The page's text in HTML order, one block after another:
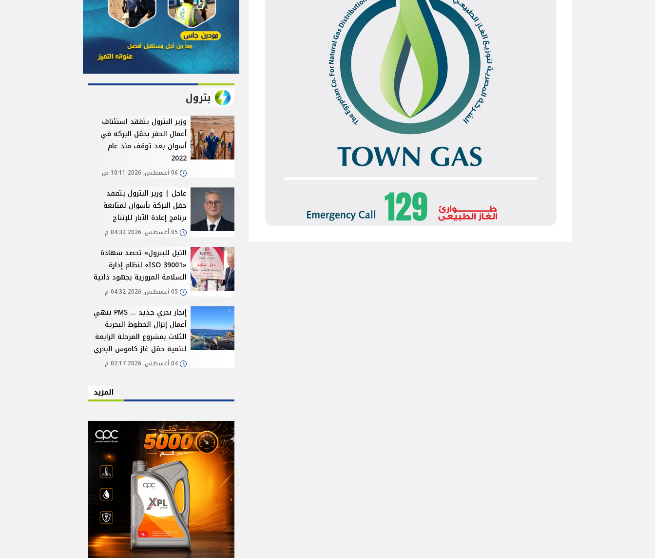
بترول
وزير البترول يتفقد استئناف
أعمال الحفر بحقل البركة في
أسوان بعد توقف منذ عام
2022
06 أغسطس, 2026 10:11 ص
عاجل | وزير البترول يتفقد
حقل البركة بأسوان لمتابعة
برنامج إعادة الآبار للإنتاج
05 أغسطس, 2026 04:32 م
النيل للبترول» تحصد شهادة
«ISO 39001» لنظام إدارة
السلامة المرورية بجهود ذاتية
05 أغسطس, 2026 04:32 م
إنجاز بحري جديد ... PMS تنهي
أعمال إنزال الخطوط البحرية
الثلاث بمشروع المرحلة الرابعة
لتنمية حقل غاز كاموس البحري
04 أغسطس, 2026 02:17 م
المزيد